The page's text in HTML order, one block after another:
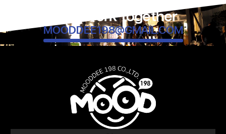
Let’s work together
MOODDEE198@GMAIL.COM